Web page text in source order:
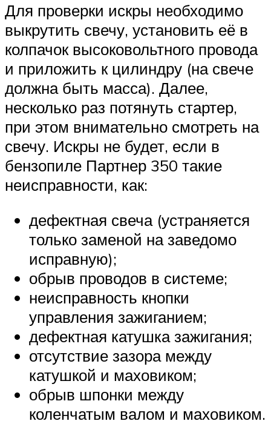
Для проверки искры необходимо
выкрутить свечу, установить её в
колпачок высоковольтного провода
и приложить к цилиндру (на свече
должна быть масса). Далее,
несколько раз потянуть стартер,
при этом внимательно смотреть на
свечу. Искры не будет, если в
бензопиле Партнер 350 такие
неисправности, как:
дефектная свеча (устраняется
только заменой на заведомо
исправную);
обрыв проводов в системе;
неисправность кнопки
управления зажиганием;
дефектная катушка зажигания;
отсутствие зазора между
катушкой и маховиком;
обрыв шпонки между
коленчатым валом и маховиком.